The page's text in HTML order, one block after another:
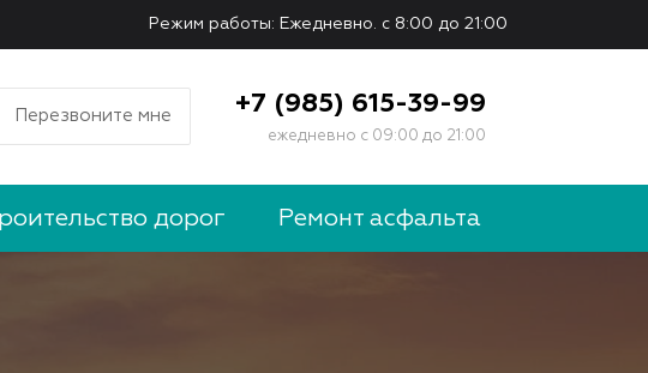
Режим работы: Ежедневно. с 8:00 до 21:00
Перезвоните мне +7 (985) 615-39-99
ежедневно с 09:00 до 21:00
дорог Ремонт асфальта